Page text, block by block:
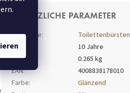
ZUSÄTZLICHE PARAMETER
Kategorie:
Toilettenbürsten
Garantie
10 Jahre
Gewicht
0.265 kg
EAN:
4008838178010
Farbe:
Glänzend